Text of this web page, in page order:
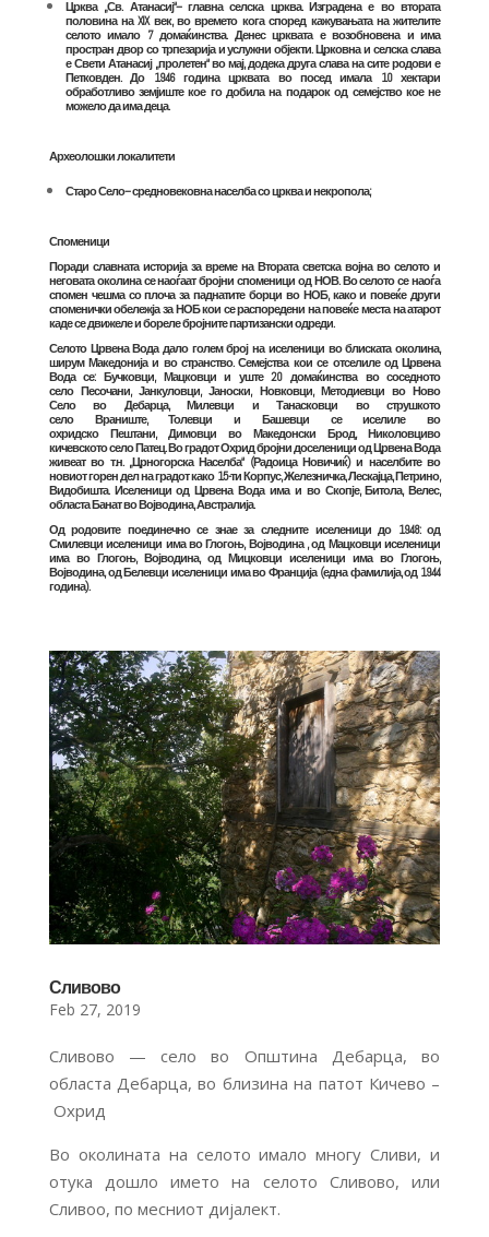
Црква „Св. Атанасиј“– главна селска црква. Изградена е во втората
половина на XIX век, во времето кога според кажувањата на жителите
селото имало 7 домаќинства. Денес црквата е возобновена и има
простран двор со трпезарија и услужни објекти. Црковна и селска слава
еСвети Атанасиј„пролетен“ во мај, додека друга слава на сите родови е
Петковден. До 1946 година црквата во посед имала 10 хектари
обработливо земјиште кое го добила на подарок од семејство кое не
можело да има деца.
Археолошки локалитети
Старо Село– средновековна населба со црква и некропола;
Споменици
Поради славната историја за време на Втората светска војна во селото и
неговата околина се наоѓаат бројни споменици одНОВ. Во селото се наоѓа
спомен чешма со плоча за паднатите борци во НОБ, како и повеќе други
споменички обележја заНОБкои се распоредени на повеќе места на атарот
каде се движеле и бореле бројните партизански одреди.
Селото Црвена Вода дало голем број на иселеници во блиската околина,
ширумМакедонијаи во странство. Семејства кои се отселиле од Црвена
Вода се: Бучковци, Мацковци и уште 20 домаќинства во соседното
село Песочани, Јанкуловци, Јаноски, Новковци, Методиевци воНово
Селово Дебарца, Милевци и Танасковци во струшкото
село Враниште, Толевци и Башевци се иселиле во
охридско Пештани, Димовци воМакедонски Брод, Николовциво
кичевското селоПатец. Во градотОхридбројни доселеници од Црвена Вода
живеат во т.н. „Црногорска Населба“ (Радоица Новичиќ) и населбите во
новиот горен дел на градот како 15-ти Корпус, Железничка, Лескајца, Петрино,
Видобишта. Иселеници од Црвена Вода има и во Скопје,Битола,Велес,
областаБанатвоВојводина,Австралија.
Од родовите поединечно се знае за следните иселеници до 1948: од
Смилевци иселеници има воГлогоњ,Војводина, од Мацковци иселеници
има во Глогоњ, Војводина, од Мицковци иселеници има во Глогоњ,
Војводина, од Белевци иселеници има воФранција(една фамилија, од 1944
година).
Сливово
Feb 27, 2019
Сливово — село во Општина Дебарца, во
областа Дебарца, во близина на патот Кичево –
Охрид
Во околината на селото имало многу Сливи, и
отука дошло името на селото Сливово, или
Сливоо, по месниот дијалект.